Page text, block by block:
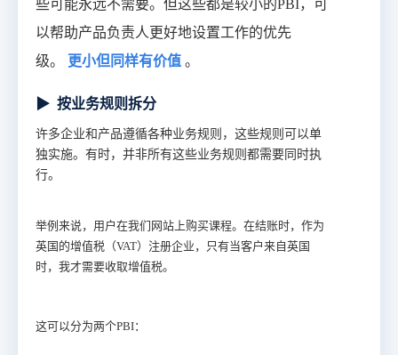
些可能永远不需要。但这些都是较小的PBI，可
以帮助产品负责人更好地设置工作的优先
级。
更小但同样有价值 。
▶ 按业务规则拆分
许多企业和产品遵循各种业务规则，这些规则可以单
独实施。有时，并非所有这些业务规则都需要同时执
行。
举例来说，用户在我们网站上购买课程。在结账时，作为
英国的增值税（VAT）注册企业，只有当客户来自英国
时，我才需要收取增值税。
这可以分为两个PBI：